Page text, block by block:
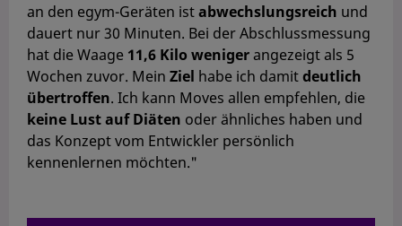
an den egym-Geräten istabwechslungsreich und
dauert nur 30 Minuten. Bei der Abschlussmessung
hat die Waage 11,6 Kilo wenigerangezeigt als 5
Wochen zuvor. Mein Ziel habe ich damitdeutlich
übertroffen. Ich kann Moves allen empfehlen, die
keine Lust auf Diäten oder ähnliches haben und
das Konzept vom Entwickler persönlich
kennenlernen möchten."